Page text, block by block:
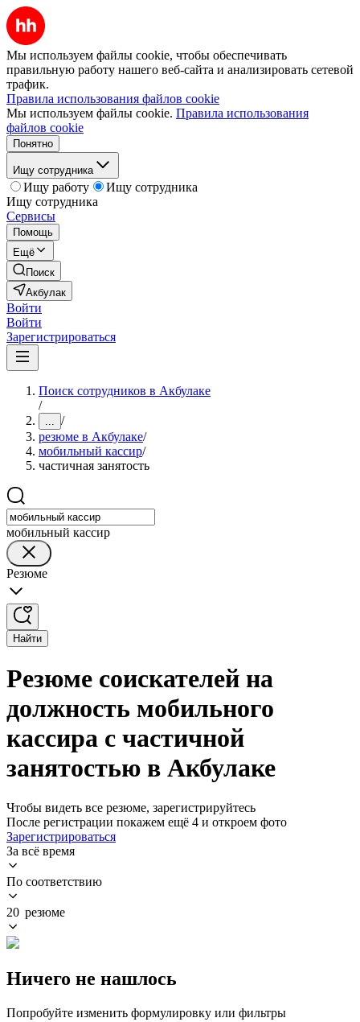
Мы используем файлы cookie, чтобы обеспечивать
правильную работу нашего веб-сайта и анализировать сетевой
трафик.
Правила использования файлов cookie
Мы используем файлы cookie. Правила использования
файлов cookie
Понятно
Ищу сотрудника
Ищу работу
Ищу сотрудника
Ищу сотрудника
Сервисы
Помощь
Ещё
Поиск
Акбулак
Войти
Войти
Зарегистрироваться
Поиск сотрудников в Акбулаке
/
... /
резюме в Акбулаке/
мобильный кассир/
частичная занятость
мобильный кассир
Резюме
Найти
Резюме соискателей на
должность мобильного
кассира с частичной
занятостью в Акбулаке
Чтобы видеть все резюме, зарегистрируйтесь
После регистрации покажем ещё 4 и откроем фото
Зарегистрироваться
За всё время
По соответствию
20 резюме
Ничего не нашлось
Попробуйте изменить формулировку или фильтры